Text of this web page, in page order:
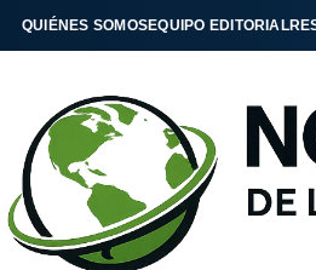
QUIÉNES SOMOSEQUIPO EDITORIAL